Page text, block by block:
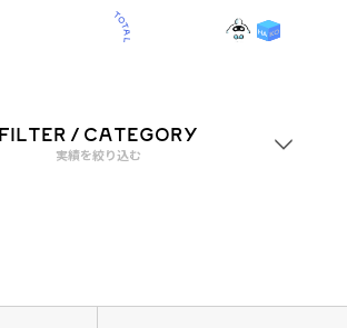
CATEGORY
OUR WORKS
FILTER / CATEGORY
実績を絞り込む